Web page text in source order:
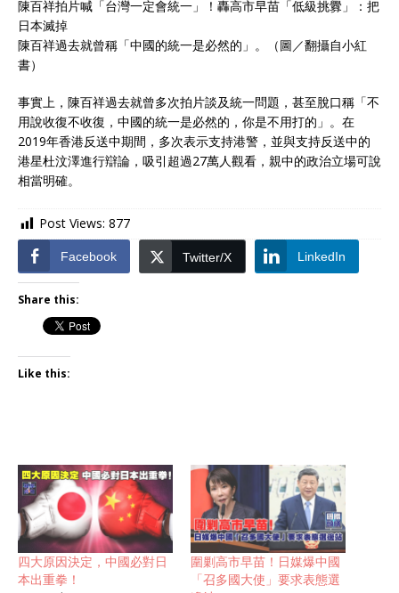
陳百祥拍片喊「台灣一定會統一」！轟高市早苗「低級挑釁」：把
日本滅掉
陳百祥過去就曾稱「中國的統一是必然的」。（圖／翻攝自小紅
書）
事實上，陳百祥過去就曾多次拍片談及統一問題，甚至脫口稱「不
用說收復不收復，中國的統一是必然的，你是不用打的」。在
2019年香港反送中期間，多次表示支持港警，並與支持反送中的
港星杜汶澤進行辯論，吸引超過27萬人觀看，親中的政治立場可說
相當明確。
Post Views: 877
Facebook Twitter/X LinkedIn
Share this:
Like this:
四大原因決定，中國必對日
本出重拳！
圍剿高市早苗！日媒爆中國
「召多國大使」要求表態選